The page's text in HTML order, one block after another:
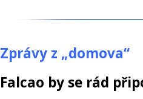
Zprávy z „domova“
Falcao by se rád